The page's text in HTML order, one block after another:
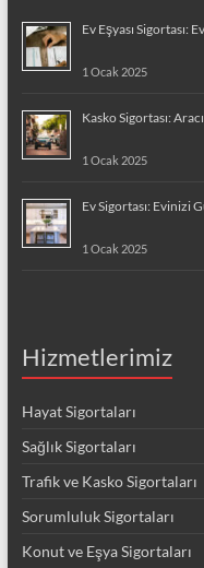
Ev Eşyası Sigortası:
1 Ocak 2025
Kasko Sigortası:
1 Ocak 2025
Ev Sigortası: Evinizi
1 Ocak 2025
Hizmetlerimiz
Hayat Sigortaları
Sağlık Sigortaları
Trafik ve Kasko Sigortaları
Sorumluluk Sigortaları
Konut ve Eşya Sigortaları